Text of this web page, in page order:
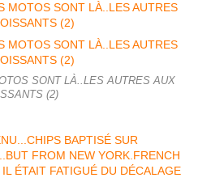
SONT LÀ..LES AUTRES AUX
(2)